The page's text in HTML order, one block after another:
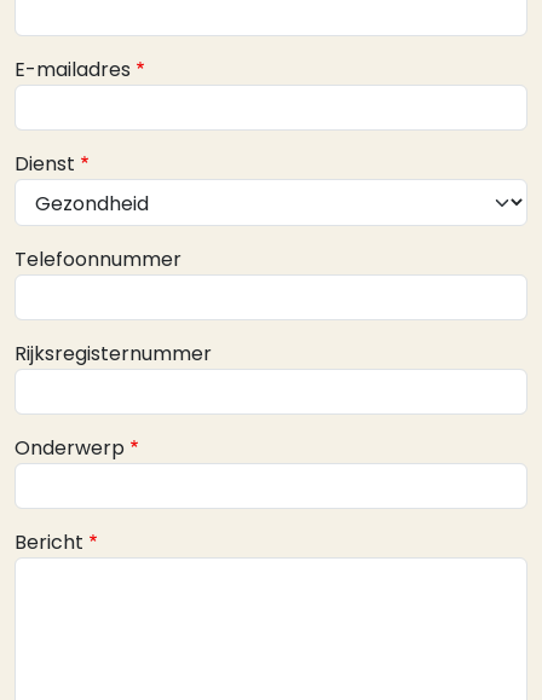
E-mailadres
Dienst
Telefoonnummer
Rijksregisternummer
Onderwerp
Bericht